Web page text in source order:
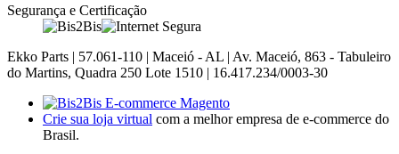
Segurança e Certificação
Ekko Parts | 57.061-110 | Maceió - AL | Av. Maceió, 863 - Tabuleiro
do Martins, Quadra 250 Lote 1510 | 16.417.234/0003-30
Crie sua loja virtual com a melhor empresa de e-commerce do
Brasil.